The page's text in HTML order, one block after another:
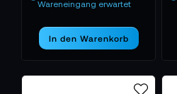
Wareneingang erwartet
In den Warenkorb